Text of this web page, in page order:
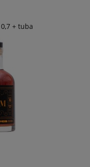
+ tuba